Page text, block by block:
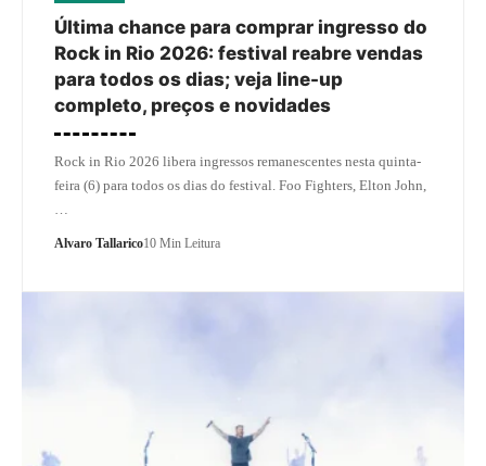
Última chance para comprar ingresso do
Rock in Rio 2026: festival reabre vendas
para todos os dias; veja line-up
completo, preços e novidades
Rock in Rio 2026 libera ingressos remanescentes nesta quinta-
feira (6) para todos os dias do festival. Foo Fighters, Elton John,
Alvaro Tallarico10 Min Leitura